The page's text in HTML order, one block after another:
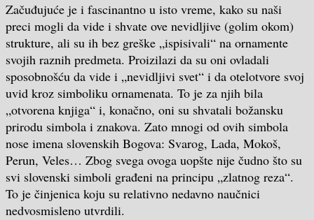
Začuđujuće je i fascinantno u isto vreme, kako su naši
preci mogli da vide i shvate ove nevidljive (golim okom)
strukture, ali su ih bez greške „ispisivali“ na ornamente
svojih raznih predmeta. Proizilazi da su oni ovladali
sposobnošću da vide i „nevidljivi svet“ i da otelotvore svoj
uvid kroz simboliku ornamenata. To je za njih bila
„otvorena knjiga“ i, konačno, oni su shvatali božansku
prirodu simbola i znakova. Zato mnogi od ovih simbola
nose imena slovenskih Bogova: Svarog, Lada, Mokoš,
Perun, Veles… Zbog svega ovoga uopšte nije čudno što su
svi slovenski simboli građeni na principu „zlatnog reza“.
To je činjenica koju su relativno nedavno naučnici
nedvosmisleno utvrdili.